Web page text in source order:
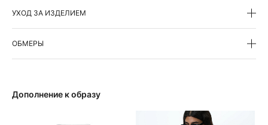
УХОД ЗА ИЗДЕЛИЕМ
ОБМЕРЫ
Дополнение к образу